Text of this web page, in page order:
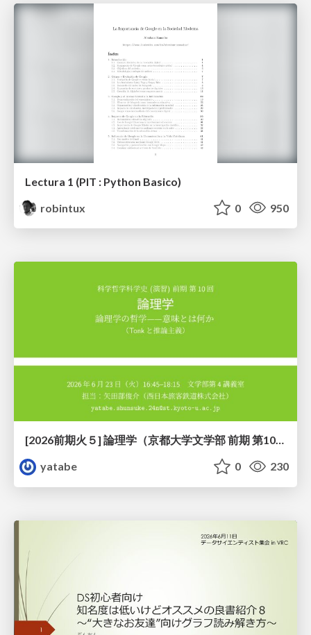
Lectura 1 (PIT : Python Basico)
robintux
0 950
[2026前期火５] 論理学（京都大学文学部 前期 第10回）「論理学の哲学——意味とは何か（Tonkと推論主義）」
yatabe
0 230